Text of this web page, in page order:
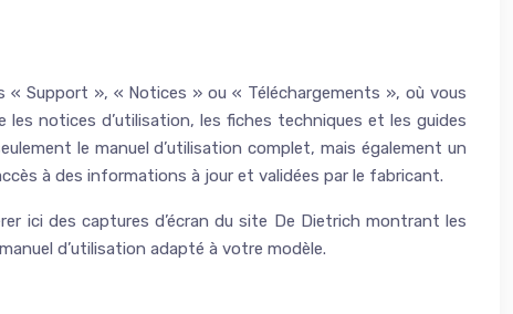
Support », « Notices » ou « Téléchargements », où vous
notices d’utilisation, les fiches techniques et les guides
le manuel d’utilisation complet, mais également un
à des informations à jour et validées par le fabricant.
ici des captures d’écran du site De Dietrich montrant les
d’utilisation adapté à votre modèle.